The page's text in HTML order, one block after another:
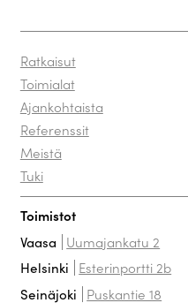
Ratkaisut
Toimialat
Ajankohtaista
Referenssit
Meistä
Tuki
Toimistot
Vaasa Uumajankatu 2
Helsinki Esterinportti 2b
Seinäjoki Puskantie 18